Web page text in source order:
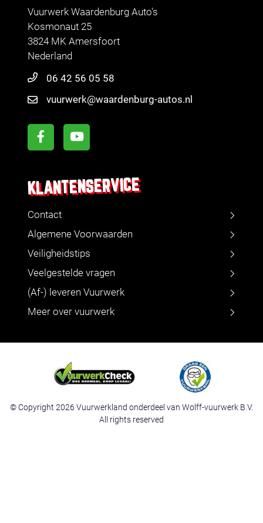
Vuurwerk Waardenburg Auto's
Kosmonaut 25
3824 MK Amersfoort
Nederland
06 42 56 05 58
vuurwerk@waardenburg-autos.nl
KLANTENSERVICE
Contact
Algemene Voorwaarden
Veiligheidstips
Veelgestelde vragen
(Af-) leveren Vuurwerk
Meer over vuurwerk
© Copyright 2026 Vuurwerkland onderdeel van Wolff-vuurwerk B.V.
All rights reserved